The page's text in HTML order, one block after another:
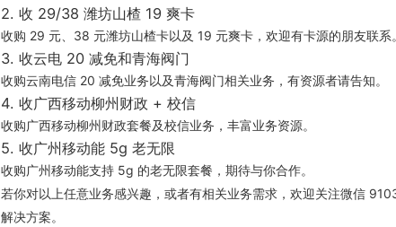
2. 收 29/38 潍坊山楂 19 爽卡
收购 29 元、38 元潍坊山楂卡以及 19 元爽卡，欢迎有卡源的朋友联系。
3. 收云电 20 减免和青海阀门
收购云南电信 20 减免业务以及青海阀门相关业务，有资源者请告知。
4. 收广西移动柳州财政 + 校信
收购广西移动柳州财政套餐及校信业务，丰富业务资源。
5. 收广州移动能 5g 老无限
收购广州移动能支持 5g 的老无限套餐，期待与你合作。
若你对以上任意业务感兴趣，或者有相关业务需求，欢迎关注微信
解决方案。